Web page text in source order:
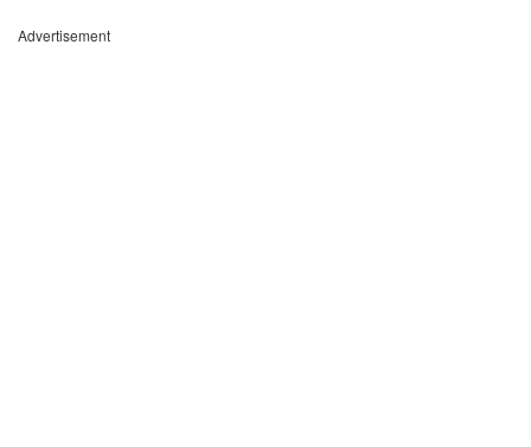
Advertisement